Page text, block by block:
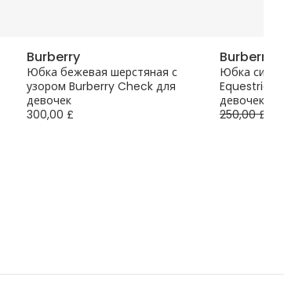
Burberry
Юбка бежевая шерстяная с
узором Burberry Check для
девочек
300,00 £
Burberry
Юбка
Equestrian
девочек
250,00 £